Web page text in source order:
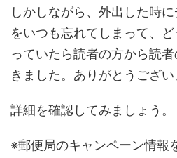
しかしながら、外出した時
をいつも忘れてしまって、
っていたら読者の方から読
きました。ありがとうござい
詳細を確認してみましょう。
※郵便局のキャンペーン情報